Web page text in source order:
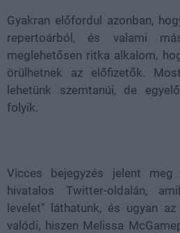
Gyakran előfordul azonban,
repertoárból, és valami
meglehetősen ritka alkalom,
örülhetnek az előfizetők.
lehetünk szemtanúi, de
folyik.
Vicces bejegyzés jelent
hivatalos Twitter-oldalán,
levelet" láthatunk, és ugyan
valódi, hiszen Melissa